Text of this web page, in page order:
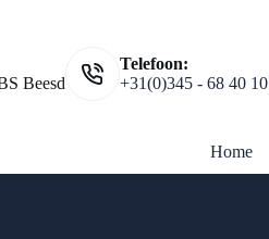
Beesd
Telefoon:
+31(0)345 - 68 40 10
Home